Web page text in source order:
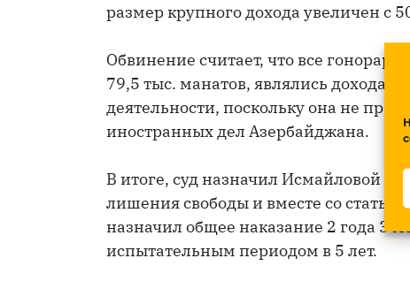
размер крупного дохода увеличен с
Обвинение считает, что все
79,5 тыс. манатов, являлись
деятельности, поскольку она не
иностранных дел Азербайджана.
В итоге, суд назначил Исмайловой
лишения свободы и вместе со
назначил общее наказание 2 года 3
испытательным периодом в 5 лет.